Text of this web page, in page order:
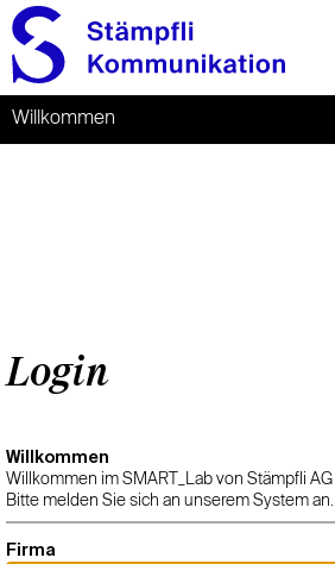
Willkommen
Login
Willkommen
Willkommen im SMART_Lab von Stämpfli AG
Bitte melden Sie sich an unserem System an.
Firma